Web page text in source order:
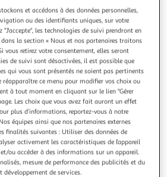
précédentesuivante
modern wood 33cm noir
: Dimensions : L. 33,5 x l. 33,5 x H.
: Pratique & Utile Set
Alimentaire Poids : 2,37 kg
1/2 semaines
et accédons à des données personnelles,
ou des identifiants uniques, sur votre
"J'accepte", les technologies de suivi prendront en
la section « Nous et nos partenaires traitons
vous retirez votre consentement, elles seront
de suivi sont désactivées, il est possible que
qui vous sont présentés ne soient pas pertinents
réapparaître ce menu pour modifier vos choix ou
à tout moment en cliquant sur le lien "Gérer
Les choix que vous avez fait auront un effet
plus d’informations, reportez-vous à notre
équipes ainsi que nos partenaires externes
finalités suivantes : Utiliser des données de
activement les caractéristiques de l’appareil
ou accéder à des informations sur un appareil.
mesure de performance des publicités et du
développement de services.